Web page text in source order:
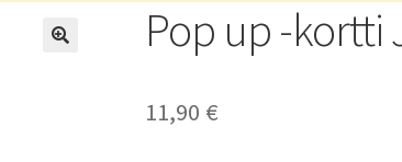
Pop up -kortti
11,90 €